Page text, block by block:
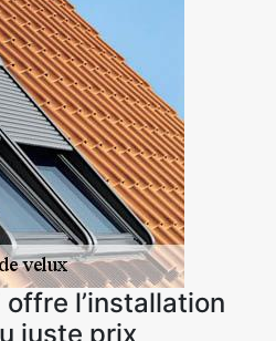
l’installation
juste prix